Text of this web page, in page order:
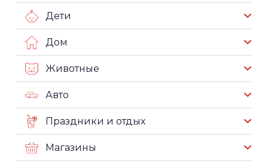
Дети
Дом
Животные
Авто
Праздники и отдых
Магазины